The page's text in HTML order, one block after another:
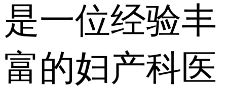
是一位经验丰
富的妇产科医